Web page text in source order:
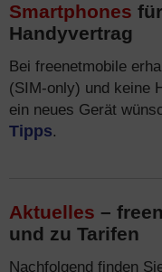
Smartphones
Handyvertrag
Bei freenetmobile
(SIM-only) und keine
ein neues Gerät
Tipps.
Aktuelles –
und zu Tarifen
Nachfolgend finden